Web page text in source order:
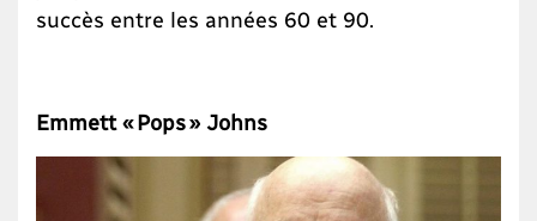
succès entre les années 60 et 90.
Emmett « Pops » Johns